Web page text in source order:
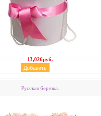
13,026руб.
Русская березка.